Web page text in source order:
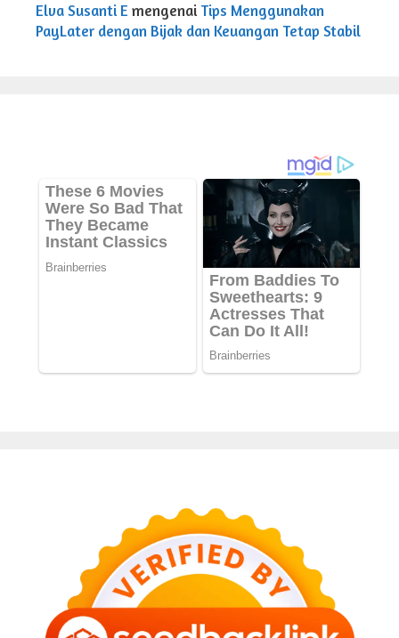
Elva Susanti E mengenai Tips Menggunakan
PayLater dengan Bijak dan Keuangan Tetap Stabil